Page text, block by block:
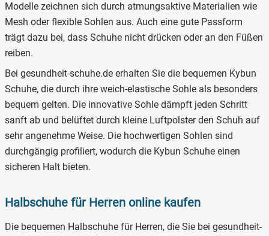
Modelle zeichnen sich durch atmungsaktive Materialien wie
Mesh oder flexible Sohlen aus. Auch eine gute Passform
trägt dazu bei, dass Schuhe nicht drücken oder an den Füßen
reiben.
Bei gesundheit-schuhe.de erhalten Sie die bequemen Kybun
Schuhe, die durch ihre weich-elastische Sohle als besonders
bequem gelten. Die innovative Sohle dämpft jeden Schritt
sanft ab und belüftet durch kleine Luftpolster den Schuh auf
sehr angenehme Weise. Die hochwertigen Sohlen sind
durchgängig profiliert, wodurch die Kybun Schuhe einen
sicheren Halt bieten.
Halbschuhe für Herren online kaufen
Die bequemen Halbschuhe für Herren, die Sie bei gesundheit-